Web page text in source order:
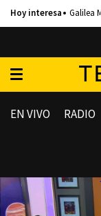
Galilea
EN VIVO RADIO